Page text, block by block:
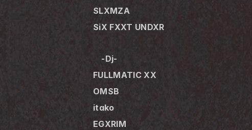
SLXMZA
SiX FXXT UNDXR
-Dj-
FULLMATIC XX
OMSB
itako
EGXRIM